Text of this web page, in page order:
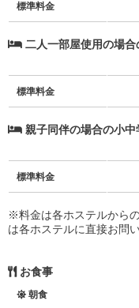
標準料金
二人一部屋使用の場
標準料金
親子同伴の場合の小中
標準料金
※料金は各ホステルから
は各ホステルに直接お問
お食事
朝食